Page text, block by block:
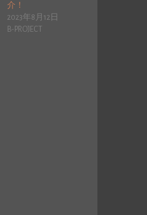
介！
2023年8月12日
B-PROJECT